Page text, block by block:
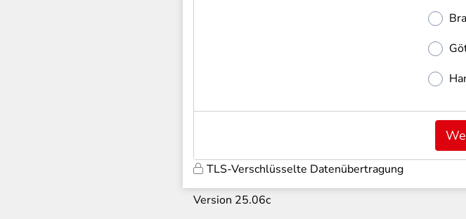
TLS-Verschlüsselte Datenübertragung
Version 25.06c9670